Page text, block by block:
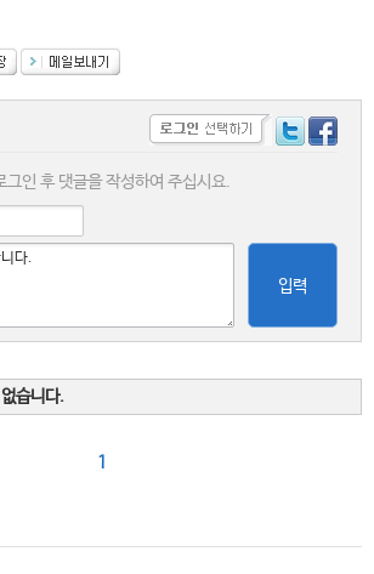
그인 후 댓글을 작성하여 주십시요.
입력
습니다.
1